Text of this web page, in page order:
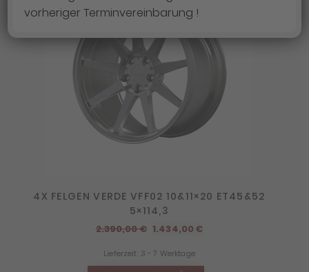
4X FELGEN VERDE VFF02 10&11×20 ET45&52
5×114,3
2.390,00€ Ursprünglicher
war:
1.434,00€Aktueller
Lieferzeit: 3 - 7 Werktage
vorheriger Terminvereinbarung !